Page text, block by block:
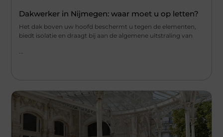
Dakwerker in Nijmegen: waar moet u op letten?
Het dak boven uw hoofd beschermt u tegen de elementen,
biedt isolatie en draagt bij aan de algemene uitstraling van
...